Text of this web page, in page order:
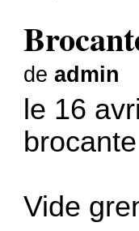
deadmin
le 16
Vide